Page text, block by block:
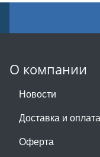
О компании
Новости
Доставка и оплата
Оферта